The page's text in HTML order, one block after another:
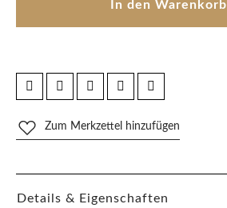
In den Warenkorb
Zum Merkzettel hinzufügen
Details & Eigenschaften